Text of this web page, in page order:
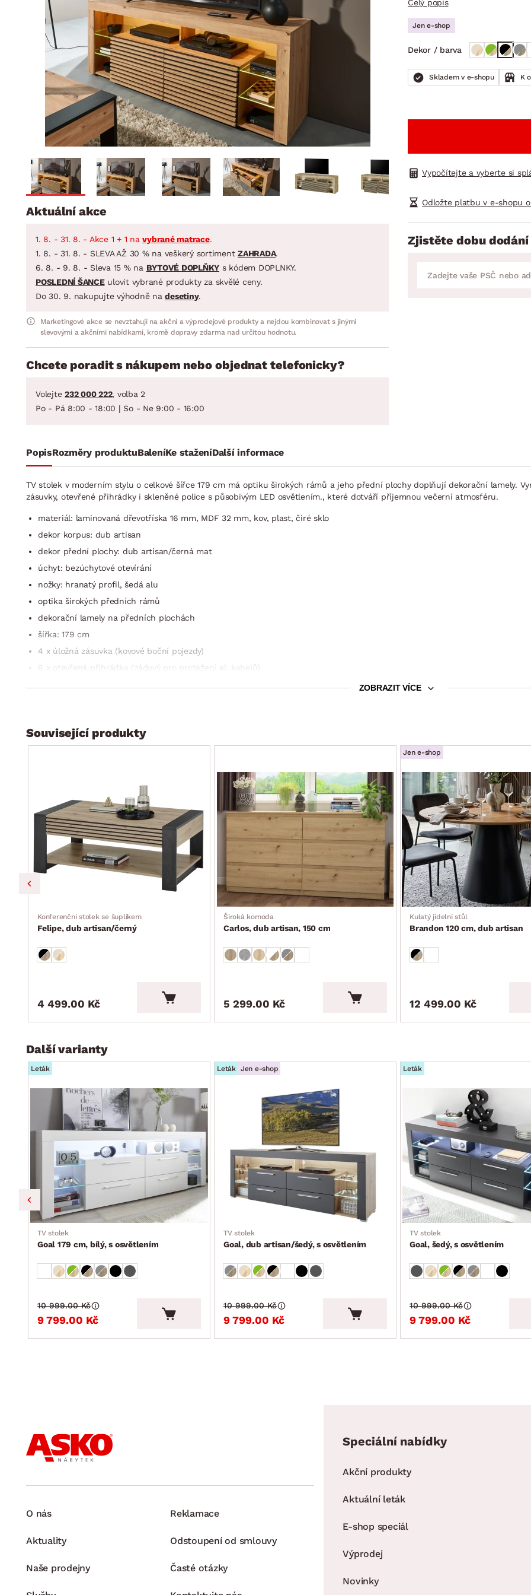
Dětský pokoj
Předsíň, šatna a chodba
Kuchyně
Koupelna
Zahrada
Domácnost
BYTOVÝ TEXTIL
Přikrývky
Polštáře
Koberce
Závěsy a žaluzie
Zobrazit vše
STOLOVÁNÍ A VAŘENÍ
Jídelní servis
Příbory
Hrnce
Pánve
Zobrazit vše
DOMÁCÍ SPOTŘEBIČE
VELIKONOCE
Koupelnové sestavy
Jídelní sestavy
Zahradní sestavy
Celý popis
Jen e-shop
Dekor / barva
Skladem v e-shopu K
Vypočítejte a vyberte si
Odložte platbu v e-shopu
Zjistěte dobu
Aktuální akce
1. 8. - 31. 8. - Akce 1 + 1 navybrané matrace.
1. 8. - 31. 8. - SLEVA AŽ 30 % na veškerý sortiment ZAHRADA.
6. 8. - 9. 8. - Sleva 15 % na BYTOVÉ DOPLŇKY s kódem DOPLNKY.
POSLEDNÍ ŠANCEulovit vybrané produkty za skvělé ceny.
Do 30. 9. nakupujte výhodně nadesetiny.
Marketingové akce se nevztahují na akční a výprodejové produkty a nejdou kombinovat s jinými
slevovými a akčními nabídkami, kromě dopravy zdarma nad určitou hodnotu.
Chcete poradit s nákupem nebo objednat telefonicky?
Volejte 232 000 222, volba 2
Po - Pá 8:00 - 18:00 | So - Ne 9:00 - 16:00
PopisRozměry produktuBaleníKe staženíDalší informace
TV stolek v moderním stylu o celkové šířce 179 cm má optiku širokých rámů a jeho přední plochy doplňují dekorační lamely.
zásuvky, otevřené přihrádky i skleněné police s působivým LED osvětlením., které dotváří příjemnou večerní atmosféru.
materiál: laminovaná dřevotříska 16 mm, MDF 32 mm, kov, plast, čiré sklo
dekor korpus: dub artisan
dekor přední plochy: dub artisan/černá mat
úchyt: bezúchytové otevírání
nožky: hranatý profil, šedá alu
optika širokých předních rámů
dekorační lamely na předních plochách
šířka: 179 cm
4 x úložná zásuvka (kovové boční pojezdy)
6 x otevřená přihrádka (zádový pro protažení el. kabelů)
doporučená nosnost horní TV plochy do 30 kg
ZOBRAZIT VÍCE
Související produkty
Konferenční stolek se šuplíkem
Felipe, dub artisan/černý
4 499.00 Kč
Široká komoda
Carlos, dub artisan, 150 cm
5 299.00 Kč
Jen e-shop
Kulatý jídelní stůl
Brandon 120 cm, dub artisan
12 499.00 Kč
Další varianty
Leták
TV stolek
Goal 179 cm, bílý, s osvětlením
9 799.00 Kč
10 999.00 Kč
Leták Jen e-shop
TV stolek
Goal, dub artisan/šedý, s osvětlením
9 799.00 Kč
10 999.00 Kč
Leták
TV stolek
Goal, šedý, s osvětlením
9 799.00 Kč
10 999.00 Kč
O nás
Aktuality
Naše prodejny
Reklamace
Odstoupení od smlouvy
Časté otázky
Speciální nabídky
Akční produkty
Aktuální leták
E-shop speciál
Výprodej
Novinky